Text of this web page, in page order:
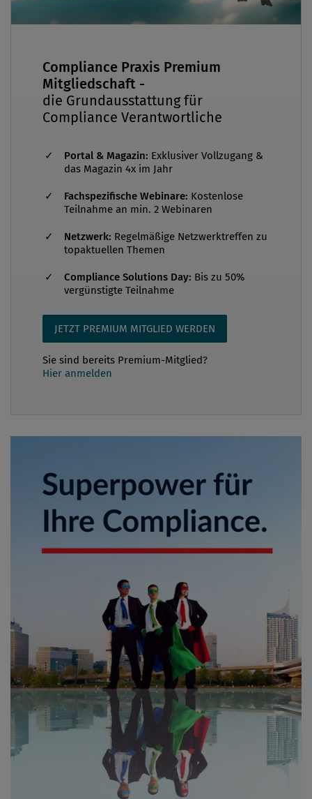
Compliance Praxis Premium
Mitgliedschaft -
die Grundausstattung für
Compliance Verantwortliche
Portal & Magazin: Exklusiver Vollzugang &
das Magazin 4x im Jahr
Fachspezifische Webinare: Kostenlose
Teilnahme an min. 2 Webinaren
Netzwerk: Regelmäßige Netzwerktreffen zu
topaktuellen Themen
Compliance Solutions Day: Bis zu 50%
vergünstigte Teilnahme
JETZT PREMIUM MITGLIED WERDEN
Sie sind bereits Premium-Mitglied?
Hier anmelden